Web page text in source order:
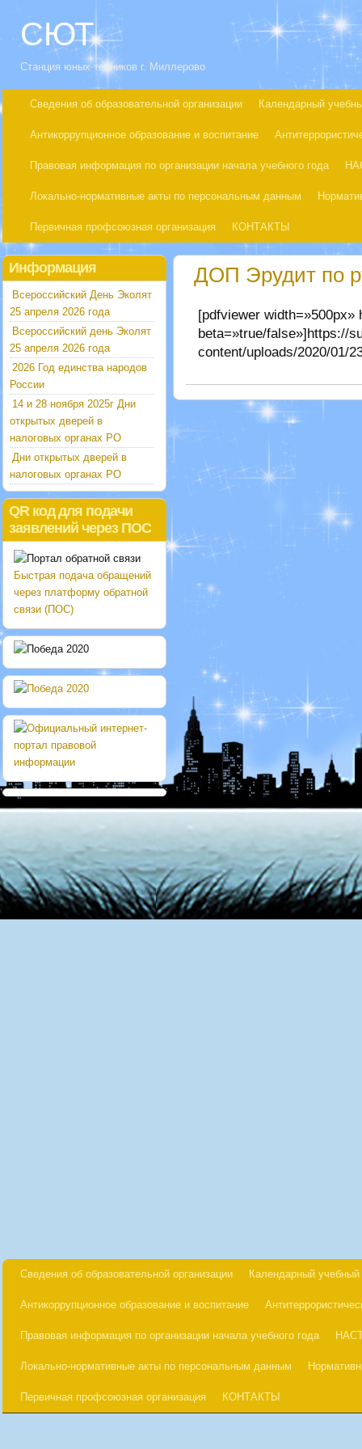
СЮТ
Станция юных техников г. Миллерово
Сведения об образовательной организации Календарный
Антикоррупционное образование и воспитание
Правовая информация по организации начала учебного года
Локально-нормативные акты по персональным данным
Первичная профсоюзная организация КОНТАКТЫ
ДОП Эрудит по
[pdfviewer width=»500px»
beta=»true/false»]https://
content/uploads/2020/01/
Информация
Всероссийский День Эколят
25 апреля 2026 года
Всероссийский день Эколят
25 апреля 2026 года
2026 Год единства народов
России
14 и 28 ноября 2025г Дни
открытых дверей в
налоговых органах РО
Дни открытых дверей в
налоговых органах РО
QR код для подачи
заявлений через ПОС
Быстрая подача обращений
через платформу обратной
связи (ПОС)
Сведения об образовательной организации Календарный
Антикоррупционное образование и воспитание
Правовая информация по организации начала учебного года
Локально-нормативные акты по персональным данным
Первичная профсоюзная организация КОНТАКТЫ